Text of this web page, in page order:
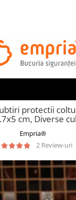
pat
copii
copii
si usi
glisante
copii si
protectii
cm, Diverse
Empria®
2 Review-uri